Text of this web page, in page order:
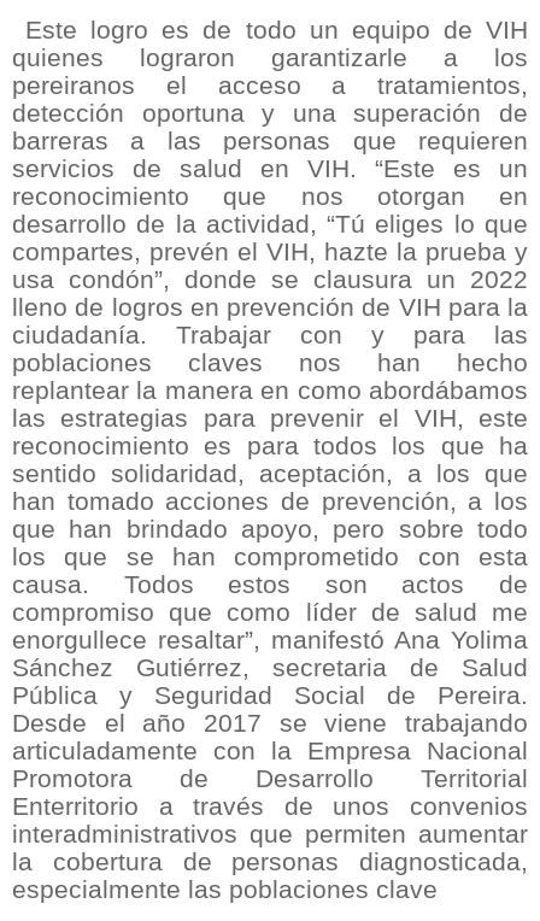
Este logro es de todo un equipo de VIH
quienes lograron garantizarle a los
pereiranos el acceso a tratamientos,
detección oportuna y una superación de
barreras a las personas que requieren
servicios de salud en VIH. “Este es un
reconocimiento que nos otorgan en
desarrollo de la actividad, “Tú eliges lo que
compartes, prevén el VIH, hazte la prueba y
usa condón”, donde se clausura un 2022
lleno de logros en prevención de VIH para la
ciudadanía. Trabajar con y para las
poblaciones claves nos han hecho
replantear la manera en como abordábamos
las estrategias para prevenir el VIH, este
reconocimiento es para todos los que ha
sentido solidaridad, aceptación, a los que
han tomado acciones de prevención, a los
que han brindado apoyo, pero sobre todo
los que se han comprometido con esta
causa. Todos estos son actos de
compromiso que como líder de salud me
enorgullece resaltar”, manifestó Ana Yolima
Sánchez Gutiérrez, secretaria de Salud
Pública y Seguridad Social de Pereira.
Desde el año 2017 se viene trabajando
articuladamente con la Empresa Nacional
Promotora de Desarrollo Territorial
Enterritorio a través de unos convenios
interadministrativos que permiten aumentar
la cobertura de personas diagnosticada,
especialmente las poblaciones clave